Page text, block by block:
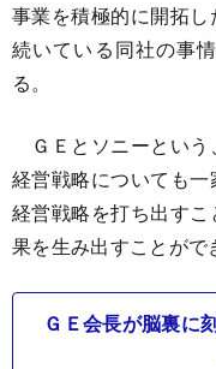
事業を積極的に開拓
続いている同社の事
る。
ＧＥとソニーという
経営戦略についても
経営戦略を打ち出す
果を生み出すことがで
ＧＥ会長が脳裏に